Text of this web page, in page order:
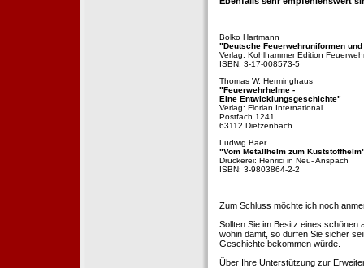
Bolko Hartmann
"Deutsche Feuerwehruniformen
Verlag: Kohlhammer Edition
ISBN: 3-17-008573-5
Thomas W. Herminghaus
"Feuerwehrhelme -
Eine Entwicklungsgeschichte"
Verlag: Florian International
Postfach 1241
63112 Dietzenbach
Ludwig Baer
"Vom Metallhelm zum
Druckerei: Henrici in Neu- Anspach
ISBN: 3-9803864-2-2
Zum Schluss möchte ich noch
Sollten Sie im Besitz eines schönen
wohin damit, so dürfen Sie sicher
Geschichte bekommen würde.
Über Ihre Unterstützung zur